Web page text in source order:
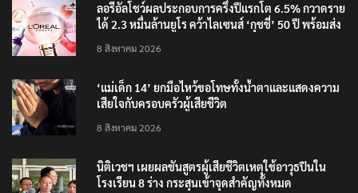
ลอรีอัลโชว์ผลประกอบการครึ่งปีแรกโต 6.5% กวาดราย
ได้ 2.3 หมื่นล้านยูโร คว้าไลเซนส์ ‘กุชชี่’ 50 ปี พร้อมส่ง
8 สิงหาคม 2026
‘แม่เด็ก 14’ ยกมือไหว้ขอโทษทั้งน้ำตาและแสดงความ
เสียใจกับครอบครัวผู้เสียชีวิต
8 สิงหาคม 2026
นิติเวชฯ เผยผลชันสูตรผู้เสียชีวิตเหตุใช้อาวุธปืนใน
โรงเรียน 8 ร่าง กระสุนเข้าจุดสำคัญทั้งหมด